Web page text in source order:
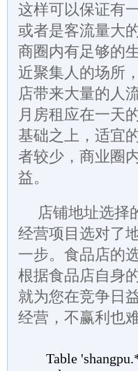
这样可以保证有
或者是客流量大
商圈内有足够的
近聚集人的场所
店带来大量的人
月房租应在一天
基础之上，适宜
者较少，商业圈
益。
店铺地址选择
经营项目选对了
一步。食品店的
根据食品店自身
就为您在竞争日
经营，不赢利也难